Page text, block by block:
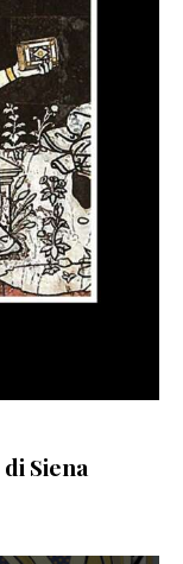
Siena